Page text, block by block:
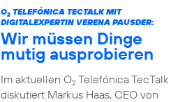
O2TELEFÓNICA TECTALK MIT
DIGITALEXPERTIN VERENA PAUSDER:
Wir müssen Dinge
mutig ausprobieren
Im aktuellen O2Telefónica TecTalk
diskutiert Markus Haas, CEO von